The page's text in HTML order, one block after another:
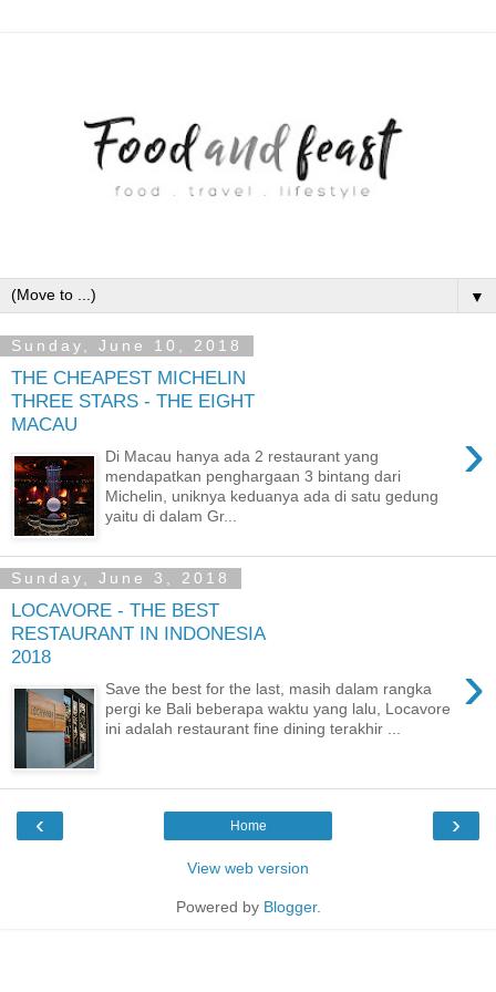
▼
Sunday, June 10, 2018
THE CHEAPEST MICHELIN
THREE STARS - THE EIGHT
MACAU
›
Di Macau hanya ada 2 restaurant yang
mendapatkan penghargaan 3 bintang dari
Michelin, uniknya keduanya ada di satu gedung
yaitu di dalam Gr...
Sunday, June 3, 2018
LOCAVORE - THE BEST
RESTAURANT IN INDONESIA
2018
›
Save the best for the last, masih dalam rangka
pergi ke Bali beberapa waktu yang lalu, Locavore
ini adalah restaurant fine dining terakhir ...
‹ ›
Home
View web version
Powered by Blogger.